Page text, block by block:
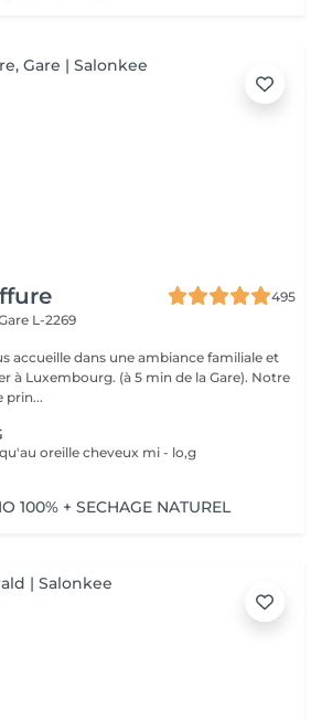
495
L-2269
accueille dans une ambiance familiale et
Luxembourg. (à 5 min de la Gare). Notre
prin...
oreille cheveux mi - lo,g
100% + SECHAGE NATUREL